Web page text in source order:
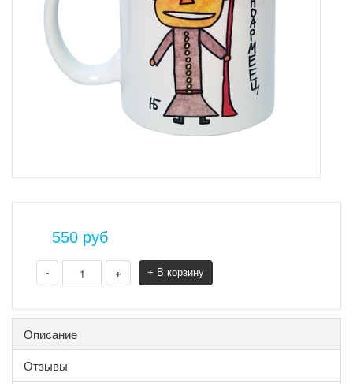
550 руб
- + + В корзину
Описание
Отзывы